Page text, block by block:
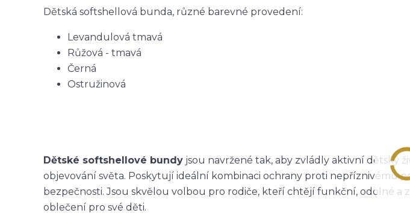
Dětská softshellová bunda, různé barevné provedení:
Levandulová tmavá
Růžová - tmavá
Černá
Ostružinová
Dětské softshellové bundy jsou navržené tak, aby zvládly aktivní dětský
objevování světa. Poskytují ideální kombinaci ochrany proti nepříznivému
bezpečnosti. Jsou skvělou volbou pro rodiče, kteří chtějí funkční, odolné a
oblečení pro své děti.